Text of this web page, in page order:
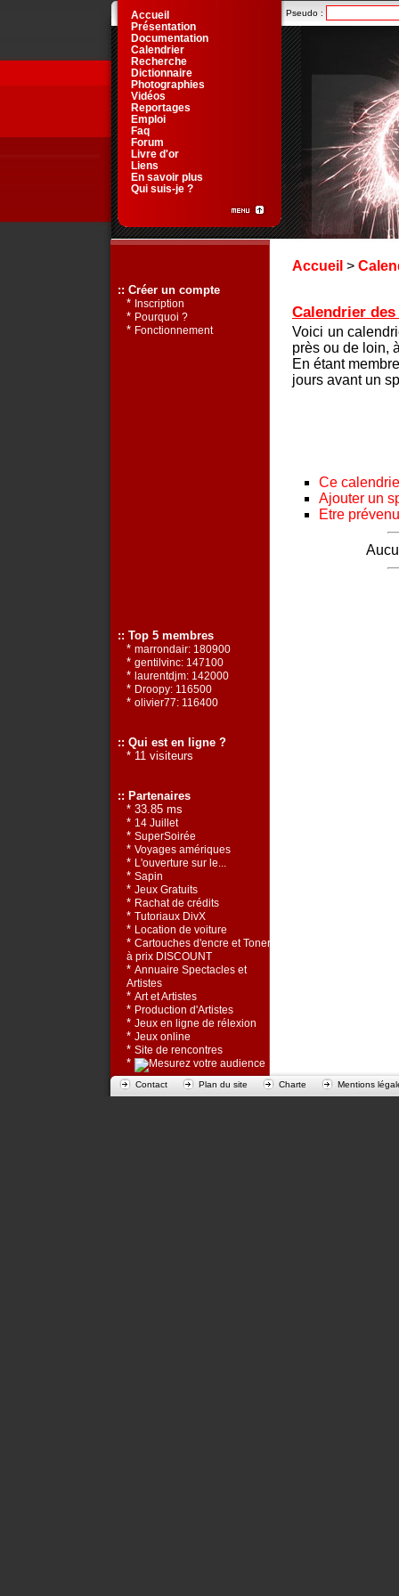
Accueil >
Calendrier
Voici un
près ou de loin,
En étant
jours avant un
Ce
Ajouter un
Etre
Pseudo :
Accueil
Présentation
Documentation
Calendrier
Recherche
Dictionnaire
Photographies
Vidéos
Reportages
Emploi
Faq
Forum
Livre d'or
Liens
En savoir plus
Qui suis-je ?
:: Créer un compte
* Inscription
* Pourquoi ?
* Fonctionnement
:: Top 5 membres
* marrondair: 180900
* gentilvinc: 147100
* laurentdjm: 142000
* Droopy: 116500
* olivier77: 116400
:: Qui est en ligne ?
* 11 visiteurs
:: Partenaires
* 33.85 ms
* 14 Juillet
* SuperSoirée
* Voyages amériques
* L'ouverture sur le...
* Sapin
* Jeux Gratuits
* Rachat de crédits
* Tutoriaux DivX
* Location de voiture
* Cartouches d'encre et Toners
à prix DISCOUNT
* Annuaire Spectacles et
Artistes
* Art et Artistes
* Production d'Artistes
* Jeux en ligne de rélexion
* Jeux online
* Site de rencontres
*
Contact Plan du site Charte Mentions